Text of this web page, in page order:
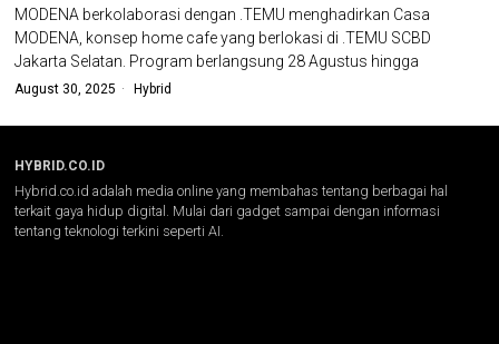
MODENA berkolaborasi dengan .TEMU menghadirkan Casa
MODENA, konsep home cafe yang berlokasi di .TEMU SCBD
Jakarta Selatan. Program berlangsung 28 Agustus hingga
August 30, 2025 Hybrid
HYBRID.CO.ID
Hybrid.co.id adalah media online yang membahas tentang berbagai hal
terkait gaya hidup digital. Mulai dari gadget sampai dengan informasi
tentang teknologi terkini seperti AI.